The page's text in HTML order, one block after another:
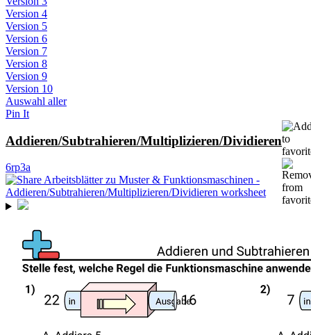
Version 4
Version 5
Version 6
Version 7
Version 8
Version 9
Version 10
Auswahl aller
Pin It
Addieren/Subtrahieren/Multiplizieren/Dividieren
6rp3a